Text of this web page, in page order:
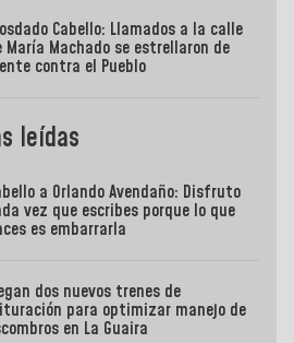
Cabello: Llamados a la calle
María Machado se estrellaron de
contra el Pueblo
leídas
a Orlando Avendaño: Disfruto
vez que escribes porque lo que
es embarrarla
dos nuevos trenes de
para optimizar manejo de
en La Guaira